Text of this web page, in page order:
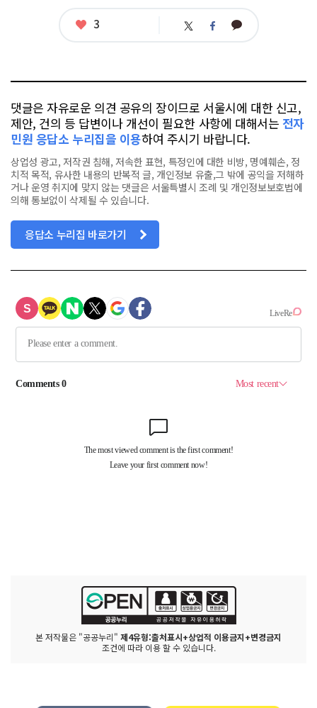
좋
3 트 페 카
댓글은 자유로운 의견 공유의 장이므로 서울시에 대한 신고,
제안, 건의 등 답변이나 개선이 필요한 사항에 대해서는 전자
민원 응답소 누리집을 이용하여 주시기 바랍니다.
상업성 광고, 저작권 침해, 저속한 표현, 특정인에 대한 비방, 명예훼손, 정
치적 목적, 유사한 내용의 반복적 글, 개인정보 유출,그 밖에 공익을 저해하
거나 운영 취지에 맞지 않는 댓글은 서울특별시 조례 및 개인정보보호법에
의해 통보없이 삭제될 수 있습니다.
응답소 누리집 바로가기
본 저작물은 "공공누리" 제4유형:출처표시+상업적 이용금지+변경금지
조건에 따라 이용 할 수 있습니다.